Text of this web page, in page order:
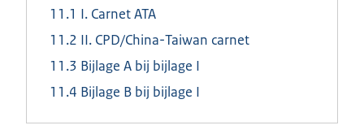
11.1 I. Carnet ATA
11.2 II. CPD/China-Taiwan carnet
11.3 Bijlage A bij bijlage I
11.4 Bijlage B bij bijlage I